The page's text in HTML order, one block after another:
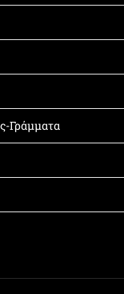
Γράμματα